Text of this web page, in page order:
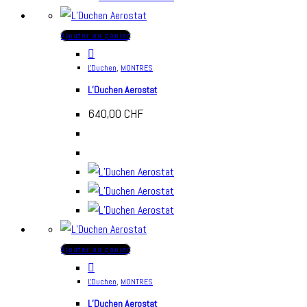
Ajouter au panier
L'Duchen, MONTRES
L’Duchen Aerostat
640,00 CHF
Ajouter au panier
L'Duchen, MONTRES
L’Duchen Aerostat